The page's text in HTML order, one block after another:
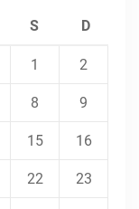
S D
1 2
8 9
15 16
22 23